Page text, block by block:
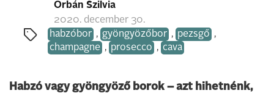
Orbán Szilvia
2020. december 30.
habzóbor , gyöngyözőbor , pezsgő ,
champagne , prosecco , cava
Habzó vagy gyöngyöző borok – azt hihetnénk,